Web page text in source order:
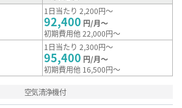
1日当たり 2,200円～
92,400 円/月～
初期費用他 22,000円～
1日当たり 2,300円～
95,400 円/月～
初期費用他 16,500円～
空気清浄機付